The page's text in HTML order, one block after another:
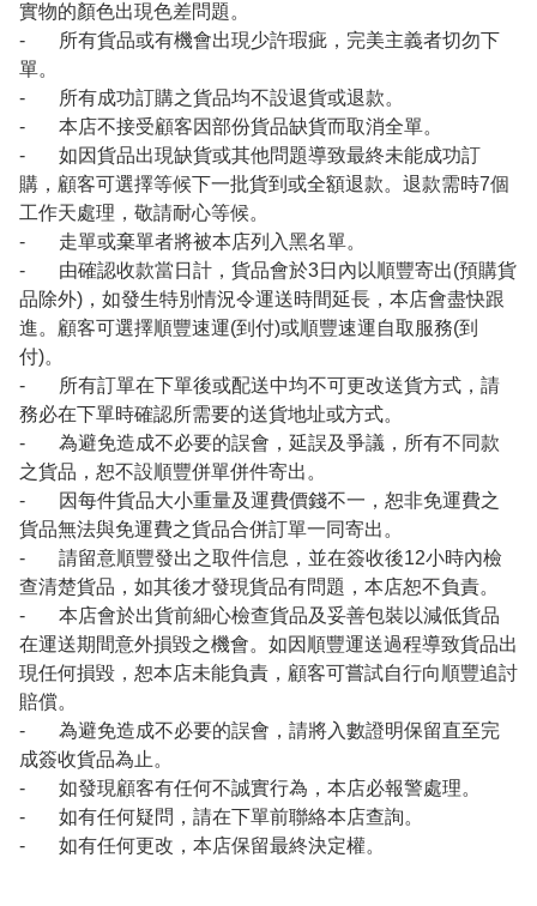
實物的顏色出現色差問題。
- 所有貨品或有機會出現少許瑕疵，完美主義者切勿下
單。
- 所有成功訂購之貨品均不設退貨或退款。
- 本店不接受顧客因部份貨品缺貨而取消全單。
- 如因貨品出現缺貨或其他問題導致最終未能成功訂
購，顧客可選擇等候下一批貨到或全額退款。退款需時7個
工作天處理，敬請耐心等候。
- 走單或棄單者將被本店列入黑名單。
- 由確認收款當日計，貨品會於3日內以順豐寄出(預購貨
品除外)，如發生特別情況令運送時間延長，本店會盡快跟
進。顧客可選擇順豐速運(到付)或順豐速運自取服務(到
付)。
- 所有訂單在下單後或配送中均不可更改送貨方式，請
務必在下單時確認所需要的送貨地址或方式。
- 為避免造成不必要的誤會，延誤及爭議，所有不同款
之貨品，恕不設順豐併單併件寄出。
- 因每件貨品大小重量及運費價錢不一，恕非免運費之
貨品無法與免運費之貨品合併訂單一同寄出。
- 請留意順豐發出之取件信息，並在簽收後12小時內檢
查清楚貨品，如其後才發現貨品有問題，本店恕不負責。
- 本店會於出貨前細心檢查貨品及妥善包裝以減低貨品
在運送期間意外損毀之機會。如因順豐運送過程導致貨品出
現任何損毀，恕本店未能負責，顧客可嘗試自行向順豐追討
賠償。
- 為避免造成不必要的誤會，請將入數證明保留直至完
成簽收貨品為止。
- 如發現顧客有任何不誠實行為，本店必報警處理。
- 如有任何疑問，請在下單前聯絡本店查詢。
- 如有任何更改，本店保留最終決定權。